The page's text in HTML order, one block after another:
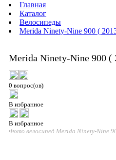
Главная
Каталог
Велосипеды
Merida Ninety-Nine 900 (
Merida Ninety-Nine 900 (
0 вопрос(ов)
В избранное
В избранное
Фото велосипед Merida Ninety-Nine